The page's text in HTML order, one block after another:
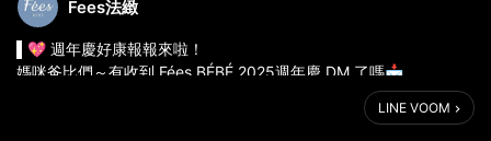
Fees法緻
▌💖 週年慶好康報報來啦！
媽咪爸比們～有收到 Fées BÉBÉ 2025週年慶 DM 了嗎📩
沒收到也別擔心，線上就能直接滑，所有週慶優惠不漏接 ✨
LINE VOOM